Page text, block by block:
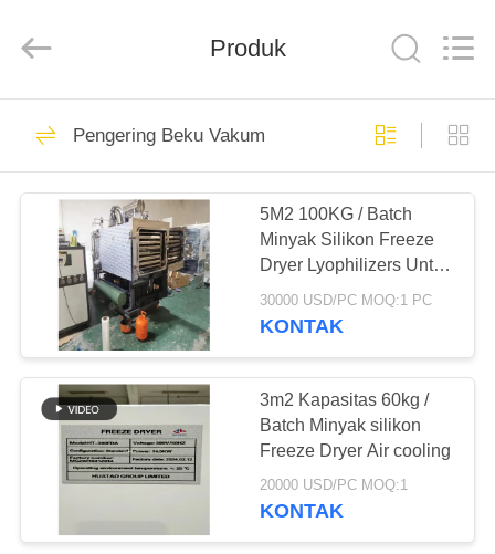
RUMAH
PRODUK
TENTANG
KAMI
TUR
PABRIK
KONTROL
bahan bukan
tenunan
Rol Industri
369
Produk
Pengering Beku Vakum
5M2 100KG / Batch
Minyak Silikon Freeze
Dryer Lyophilizers Untuk
Obat Kimia
30000 USD/PC MOQ:1 PC
KONTAK
3m2 Kapasitas 60kg /
Batch Minyak silikon
Freeze Dryer Air cooling
20000 USD/PC MOQ:1
KONTAK